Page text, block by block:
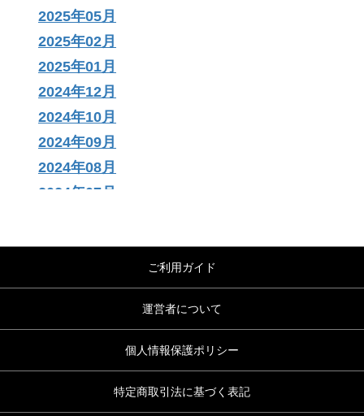
2025年05月
2025年02月
2025年01月
2024年12月
2024年10月
2024年09月
2024年08月
2024年07月
2024年04月
2023年12月
2023年09月
2023年08月
ご利用ガイド
運営者について
個人情報保護ポリシー
特定商取引法に基づく表記